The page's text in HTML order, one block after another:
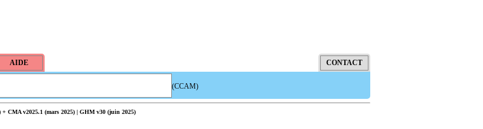
(CCAM)
+ CMA v2025.1 (mars 2025) | GHM v30 (juin 2025)